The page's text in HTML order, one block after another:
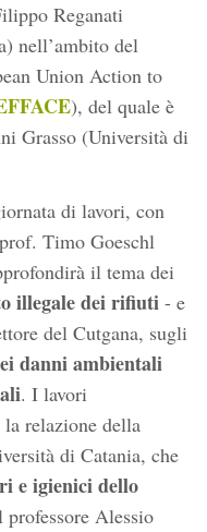
Reganati
nell’ambito del
Union Action to
), del quale è
Grasso (Università di
di lavori, con
Timo Goeschl
il tema dei
illegale dei rifiuti- e
del Cutgana, sugli
danni ambientali
. I lavori
relazione della
di Catania, che
e igienici dello
Alessio